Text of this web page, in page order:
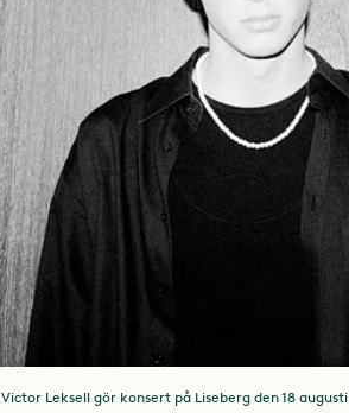
Victor Leksell gör konsert på Liseberg den 18 augusti